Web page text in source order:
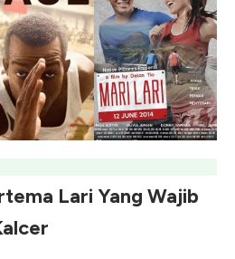
Lari Yang Wajib